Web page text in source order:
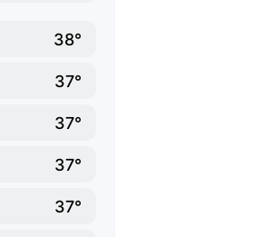
38°
37°
37°
37°
37°